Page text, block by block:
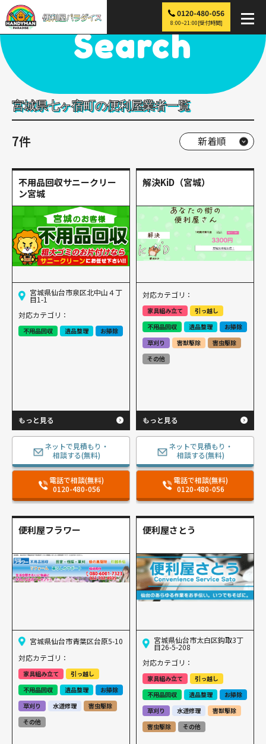
0120-480-056
8:00~21:00[受付時間]
便利屋パラダイス > 探す > 七ヶ宿町
Search
宮城県七ヶ宿町の便利屋業者一覧
7件
不用品回収サニークリー
ン宮城
宮城県仙台市泉区北中⼭４丁
⽬1-1
対応カテゴリ：
不用品回収 遺品整理 お掃除
もっと見る
ネットで見積もり・
相談する(無料)
電話で相談(無料)
0120-480-056
解決KiD（宮城）
対応カテゴリ：
家具組み立て
引っ越し
不用品回収
遺品整理
お掃除
草刈り
害獣駆除
害虫駆除
その他
もっと見る
ネットで見積もり・
相談する(無料)
電話で相談(無料)
0120-480-056
便利屋フラワー
宮城県仙台市青葉区台原5-10
対応カテゴリ：
家具組み立て
引っ越し
不用品回収
遺品整理
お掃除
草刈り
水道修理
害虫駆除
その他
便利屋さとう
宮城県仙台市太白区鈎取3丁
目26-5-208
対応カテゴリ：
家具組み立て
引っ越し
不用品回収
遺品整理
お掃除
草刈り
水道修理
害獣駆除
害虫駆除
その他